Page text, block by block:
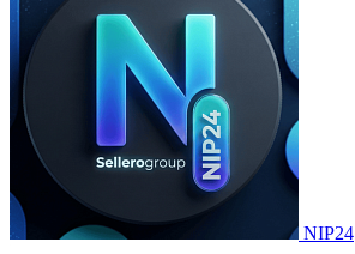
NIP24